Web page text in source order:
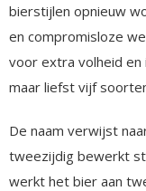
bierstijlen opnieuw
en compromisloze
voor extra volheid en
maar liefst vijf
De naam verwijst
tweezijdig bewerkt
werkt het bier aan